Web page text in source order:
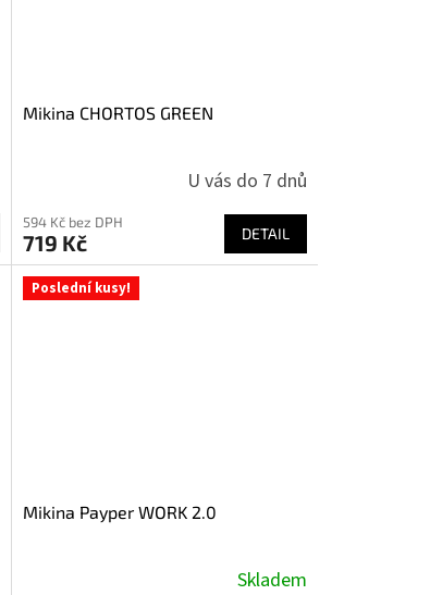
Mikina CHORTOS GREEN
U vás do 7 dnů
594 Kč bez DPH
719 Kč DETAIL
Poslední kusy!
Mikina Payper WORK 2.0
Skladem